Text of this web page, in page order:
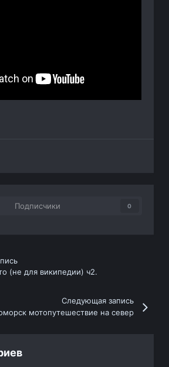
Подписчики 0
(не для википедии) ч2.
Следующая запись
мотопутешествие на север